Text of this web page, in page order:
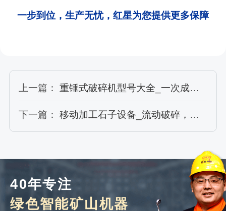
一步到位，生产无忧，红星为您提供更多保障
上一篇： 重锤式破碎机型号大全_一次成型更省钱（附视频、价格分析）
下一篇： 移动加工石子设备_流动破碎，价格实惠，一机定乾坤
40年专注
绿色智能矿山机器